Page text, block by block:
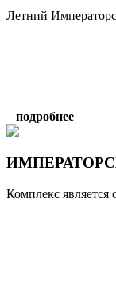
Летний
подробнее
Комплекс